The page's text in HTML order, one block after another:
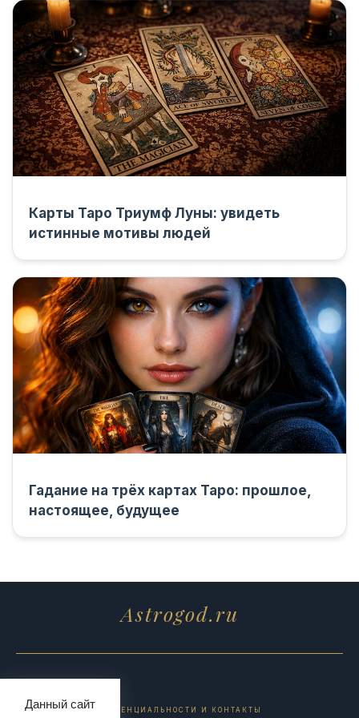
Данный сайт
Карты Таро Триумф Луны: увидеть
истинные мотивы людей
Гадание на трёх картах Таро: прошлое,
настоящее, будущее
Astrogod.ru
ПОЛИТИКА КОНФИДЕНЦИАЛЬНОСТИ И КОНТАКТЫ